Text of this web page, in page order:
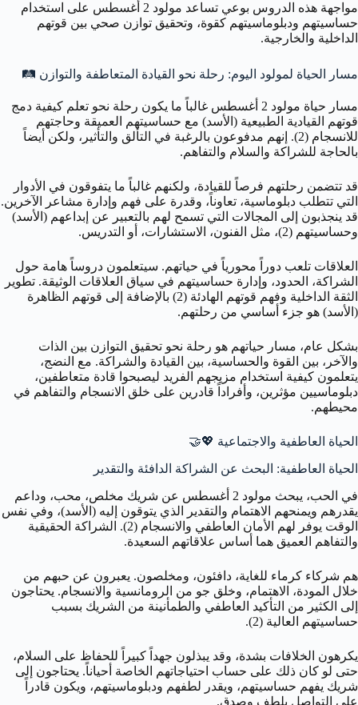
مواجهة هذه الدروس بوعي تساعد مولود 2 أغسطس على استخدام
حساسيتهم ودبلوماسيتهم كقوة، وتحقيق توازن صحي بين قوتهم
الداخلية والخارجية.
مسار الحياة لمولود اليوم: رحلة نحو القيادة المتعاطفة والتوازن 🛤️
مسار حياة مولود 2 أغسطس غالباً ما يكون رحلة نحو تعلم كيفية دمج
قوتهم القيادية الطبيعية (الأسد) مع حساسيتهم العميقة وحاجتهم
للانسجام (2). إنهم مدفوعون بالرغبة في التألق والتأثير، ولكن أيضاً
بالحاجة للشراكة والسلام والتفاهم.
قد تتضمن رحلتهم فرصاً للقيادة، ولكنهم غالباً ما يتفوقون في الأدوار
التي تتطلب دبلوماسية، تعاوناً، وقدرة على فهم وإدارة مشاعر الآخرين.
قد ينجذبون إلى المجالات التي تسمح لهم بالتعبير عن إبداعهم (الأسد)
وحساسيتهم (2)، مثل الفنون، الاستشارات، أو التدريس.
العلاقات تلعب دوراً محورياً في حياتهم. سيتعلمون دروساً هامة حول
الشراكة، الحدود، وإدارة حساسيتهم في سياق العلاقات الوثيقة. تطوير
الثقة الداخلية وفهم قوتهم الهادئة (2) بالإضافة إلى قوتهم الظاهرة
(الأسد) هو جزء أساسي من رحلتهم.
بشكل عام، مسار حياتهم هو رحلة نحو تحقيق التوازن بين الذات
والآخر، بين القوة والحساسية، بين القيادة والشراكة. مع النضج،
يتعلمون كيفية استخدام مزيجهم الفريد ليصبحوا قادة متعاطفين،
دبلوماسيين مؤثرين، وأفراداً قادرين على خلق الانسجام والتفاهم في
محيطهم.
الحياة العاطفية والاجتماعية 💖🤝
الحياة العاطفية: البحث عن الشراكة الدافئة والتقدير
في الحب، يبحث مولود 2 أغسطس عن شريك مخلص، محب، وداعم
يقدرهم ويمنحهم الاهتمام والتقدير الذي يتوقون إليه (الأسد)، وفي نفس
الوقت يوفر لهم الأمان العاطفي والانسجام (2). الشراكة الحقيقية
والتفاهم العميق هما أساس علاقاتهم السعيدة.
هم شركاء كرماء للغاية، دافئون، ومخلصون. يعبرون عن حبهم من
خلال المودة، الاهتمام، وخلق جو من الرومانسية والانسجام. يحتاجون
إلى الكثير من التأكيد العاطفي والطمأنينة من الشريك بسبب
حساسيتهم العالية (2).
يكرهون الخلافات بشدة، وقد يبذلون جهداً كبيراً للحفاظ على السلام،
حتى لو كان ذلك على حساب احتياجاتهم الخاصة أحياناً. يحتاجون إلى
شريك يفهم حساسيتهم، ويقدر لطفهم ودبلوماسيتهم، ويكون قادراً
على التواصل بلطف وصدق.